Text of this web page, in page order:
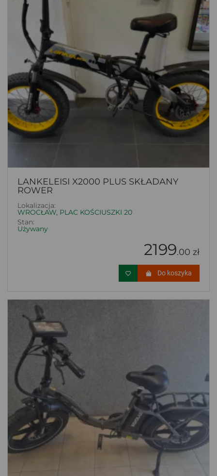
LANKELEISI X2000 PLUS SKŁADANY
ROWER
Lokalizacja:
WROCŁAW, PLAC KOŚCIUSZKI 20
Stan:
Używany
2199.00 zł
Do koszyka